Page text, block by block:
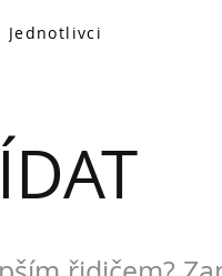
Jednotlivci